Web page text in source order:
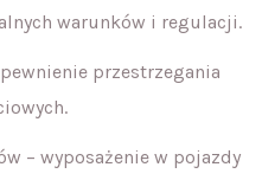
warunków i regulacji.
przestrzegania
– wyposażenie w pojazdy